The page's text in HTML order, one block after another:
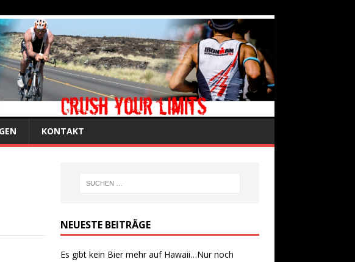
KONTAKT
NEUESTE BEITRÄGE
Es gibt kein Bier mehr auf Hawaii…Nur noch